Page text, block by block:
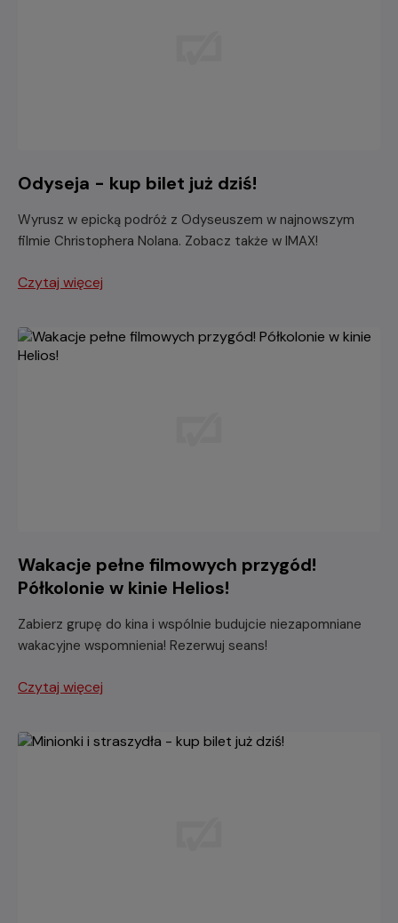
Odyseja - kup bilet już dziś!
Wyrusz w epicką podróż z Odyseuszem w najnowszym
filmie Christophera Nolana. Zobacz także w IMAX!
Czytaj więcej
Wakacje pełne filmowych przygód!
Półkolonie w kinie Helios!
Zabierz grupę do kina i wspólnie budujcie niezapomniane
wakacyjne wspomnienia! Rezerwuj seans!
Czytaj więcej